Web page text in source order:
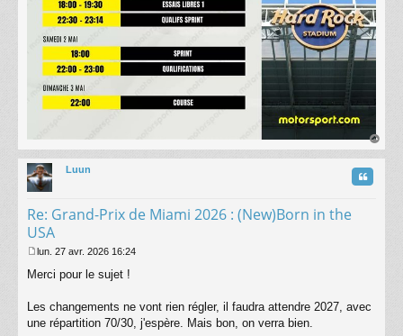
au
Luun
Re: Grand-Prix de Miami 2026 : (New)Born in the
USA
Citation
e
g
lun. 27 avr. 2026 16:24
Merci pour le sujet !
Les changements ne vont rien régler, il faudra attendre 2027, avec
une répartition 70/30, j'espère. Mais bon, on verra bien.